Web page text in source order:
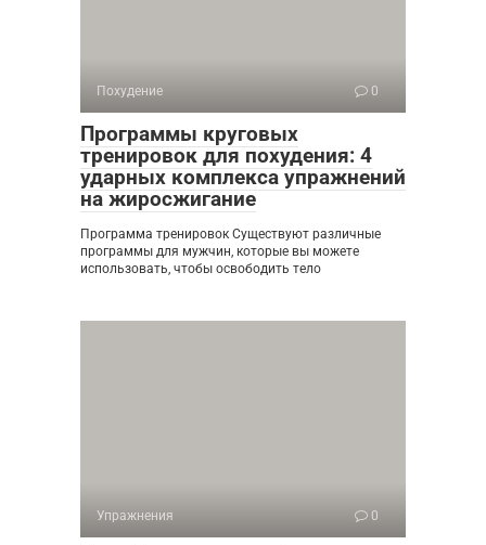
Похудение 0
Программы круговых
тренировок для похудения: 4
ударных комплекса упражнений
на жиросжигание
Программа тренировок Существуют различные
программы для мужчин, которые вы можете
использовать, чтобы освободить тело
Упражнения 0